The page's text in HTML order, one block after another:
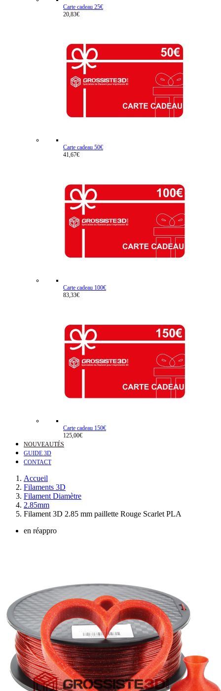
Carte cadeau 25€
20,83€
Carte cadeau 50€
41,67€
Carte cadeau 100€
83,33€
Carte cadeau 150€
125,00€
NOUVEAUTÉS
GUIDE 3D
CONTACT
Accueil
Filaments 3D
Filament Diamètre
2.85mm
Filament 3D 2.85 mm paillette Rouge Scarlet PLA
en réappro